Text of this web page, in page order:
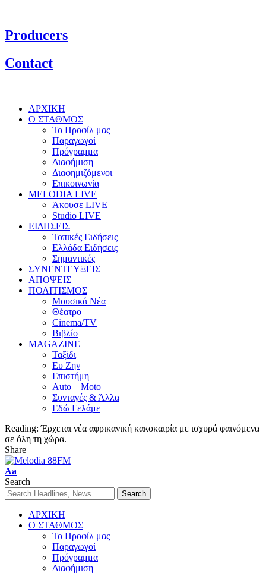
Producers
Contact
ΑΡΧΙΚΗ
Ο ΣΤΑΘΜΟΣ
Το Προφίλ μας
Παραγωγοί
Πρόγραμμα
Διαφήμιση
Διαφημιζόμενοι
Επικοινωνία
MELODIA LIVE
Άκουσε LIVE
Studio LIVE
ΕΙΔΗΣΕΙΣ
Τοπικές Ειδήσεις
Ελλάδα Ειδήσεις
Σημαντικές
ΣΥΝΕΝΤΕΥΞΕΙΣ
ΑΠΟΨΕΙΣ
ΠΟΛΙΤΙΣΜΟΣ
Μουσικά Νέα
Θέατρο
Cinema/TV
Βιβλίο
MAGAZINE
Ταξίδι
Ευ Ζην
Επιστήμη
Auto – Moto
Συνταγές & Άλλα
Εδώ Γελάμε
Reading: Έρχεται νέα αφρικανική κακοκαιρία με ισχυρά φαινόμενα
σε όλη τη χώρα.
Share
Aa
Search
ΑΡΧΙΚΗ
Ο ΣΤΑΘΜΟΣ
Το Προφίλ μας
Παραγωγοί
Πρόγραμμα
Διαφήμιση